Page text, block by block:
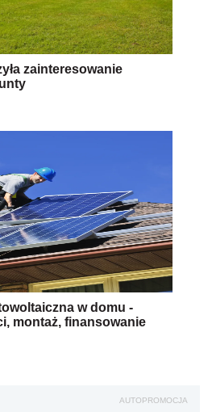
zainteresowanie
w domu -
montaż, finansowanie
AUTOPROMOCJA